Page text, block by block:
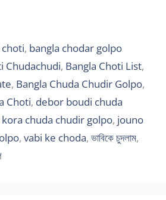
, bangla chodar golpo
Chudachudi, Bangla Choti List,
, Bangla Chuda Chudir Golpo,
Choti, debor boudi chuda
chuda chudir golpo, jouno
, vabi ke choda, ভাবিকে চুদলাম,